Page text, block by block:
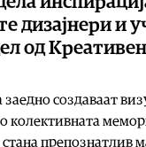
дизајнери и
од
создаваат
колективната
стана препознатлив